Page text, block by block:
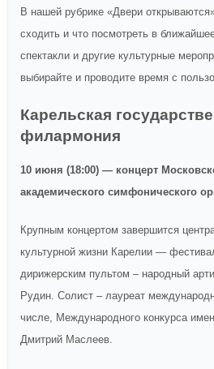
В нашей рубрике «Двери
сходить и что посмотреть в
спектакли и другие культурные
выбирайте и проводите время с
Карельская
филармония
10 июня (18:00) — концерт
академического симфонического
Крупным концертом завершится
культурной жизни Карелии —
дирижерским пультом – народный
Рудин. Солист – лауреат
числе, Международного конкурса
Дмитрий Маслеев.